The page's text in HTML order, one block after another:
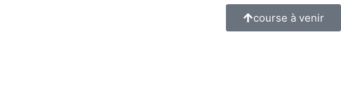
course à venir